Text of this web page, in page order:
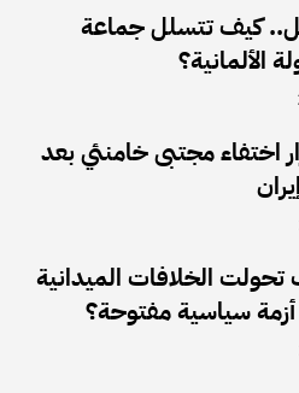
كيف تتسلل جماعة
الألمانية؟
اختفاء مجتبى خامنئي بعد
الخلافات الميدانية
أزمة سياسية مفتوحة؟